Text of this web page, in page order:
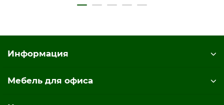
Информация
Мебель для офиса